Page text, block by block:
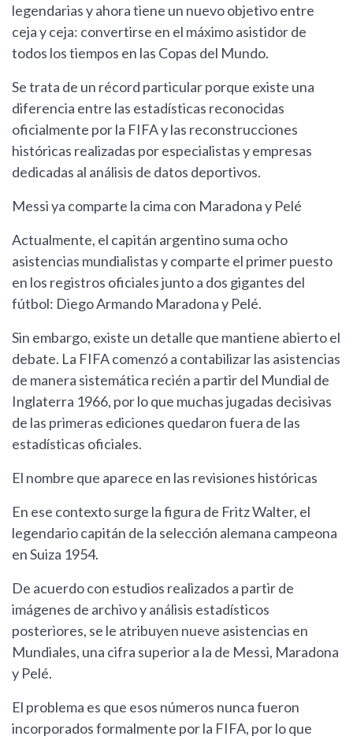
legendarias y ahora tiene un nuevo objetivo entre
ceja y ceja: convertirse en el máximo asistidor de
todos los tiempos en las Copas del Mundo.
Se trata de un récord particular porque existe una
diferencia entre las estadísticas reconocidas
oficialmente por la FIFA y las reconstrucciones
históricas realizadas por especialistas y empresas
dedicadas al análisis de datos deportivos.
Messi ya comparte la cima con Maradona y Pelé
Actualmente, el capitán argentino suma ocho
asistencias mundialistas y comparte el primer puesto
en los registros oficiales junto a dos gigantes del
fútbol: Diego Armando Maradona y Pelé.
Sin embargo, existe un detalle que mantiene abierto el
debate. La FIFA comenzó a contabilizar las asistencias
de manera sistemática recién a partir del Mundial de
Inglaterra 1966, por lo que muchas jugadas decisivas
de las primeras ediciones quedaron fuera de las
estadísticas oficiales.
El nombre que aparece en las revisiones históricas
En ese contexto surge la figura de Fritz Walter, el
legendario capitán de la selección alemana campeona
en Suiza 1954.
De acuerdo con estudios realizados a partir de
imágenes de archivo y análisis estadísticos
posteriores, se le atribuyen nueve asistencias en
Mundiales, una cifra superior a la de Messi, Maradona
y Pelé.
El problema es que esos números nunca fueron
incorporados formalmente por la FIFA, por lo que